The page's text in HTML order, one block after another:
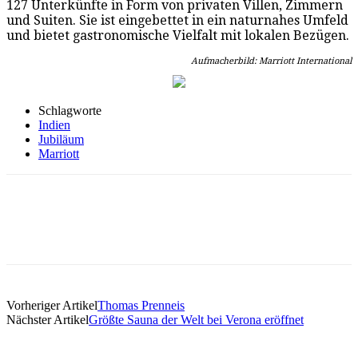
127 Unterkünfte in Form von privaten Villen, Zimmern
und Suiten. Sie ist eingebettet in ein naturnahes Umfeld
und bietet gastronomische Vielfalt mit lokalen Bezügen.
Aufmacherbild: Marriott International
Schlagworte
Indien
Jubiläum
Marriott
Vorheriger ArtikelThomas Prenneis
Nächster ArtikelGrößte Sauna der Welt bei Verona eröffnet